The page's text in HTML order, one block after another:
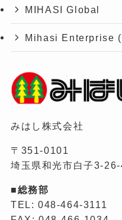
MIHASI Global
Mihasi Enterprise
みはし株式会社
〒351-0101
埼玉県和光市白子3-
■総務部
TEL: 048-464-3111